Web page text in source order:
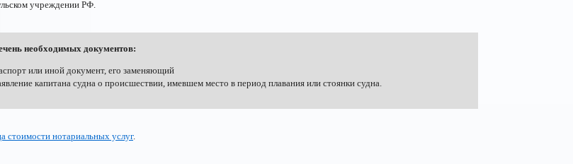
учреждении РФ.
необходимых документов:
или иной документ, его заменяющий
капитана судна о происшествии, имевшем место в период плавания или стоянки судна.
стоимости нотариальных услуг.